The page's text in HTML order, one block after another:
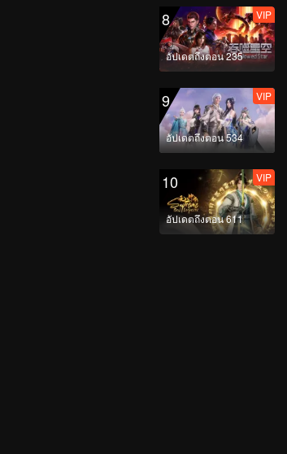
8
อัปเดตถึงตอน 235
VIP
9
อัปเดตถึงตอน 534
VIP
10
อัปเดตถึงตอน 611
VIP